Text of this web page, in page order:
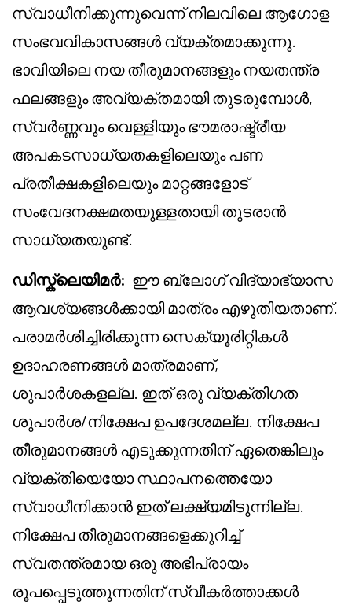
സ്വാധീനിക്കുന്നുവെന്ന് നിലവിലെ ആഗോള
സംഭവവികാസങ്ങൾ വ്യക്തമാക്കുന്നു.
ഭാവിയിലെ നയ തീരുമാനങ്ങളും നയതന്ത്ര
ഫലങ്ങളും അവ്യക്തമായി തുടരുമ്പോൾ,
സ്വർണ്ണവും വെള്ളിയും ഭൗമരാഷ്ട്രീയ
അപകടസാധ്യതകളിലെയും പണ
പ്രതീക്ഷകളിലെയും മാറ്റങ്ങളോട്
സംവേദനക്ഷമതയുള്ളതായി തുടരാൻ
സാധ്യതയുണ്ട്.
ഡിസ്ക്ലെയിമർ: ഈ ബ്ലോഗ് വിദ്യാഭ്യാസ
ആവശ്യങ്ങൾക്കായി മാത്രം എഴുതിയതാണ്.
പരാമർശിച്ചിരിക്കുന്ന സെക്യൂരിറ്റികൾ
ഉദാഹരണങ്ങൾ മാത്രമാണ്,
ശുപാർശകളല്ല. ഇത് ഒരു വ്യക്തിഗത
ശുപാർശ/നിക്ഷേപ ഉപദേശമല്ല. നിക്ഷേപ
തീരുമാനങ്ങൾ എടുക്കുന്നതിന് ഏതെങ്കിലും
വ്യക്തിയെയോ സ്ഥാപനത്തെയോ
സ്വാധീനിക്കാൻ ഇത് ലക്ഷ്യമിടുന്നില്ല.
നിക്ഷേപ തീരുമാനങ്ങളെക്കുറിച്ച്
സ്വതന്ത്രമായ ഒരു അഭിപ്രായം
രൂപപ്പെടുത്തുന്നതിന് സ്വീകർത്താക്കൾ